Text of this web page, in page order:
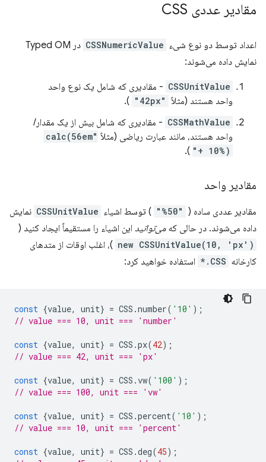
مقادیر عددی CSS
اعداد توسط دو نوع شیء CSSNumericValue
در Typed OM
نمایش داده می‌شوند:
CSSUnitValue - مقادیری که شامل یک نوع واحد
واحد هستند (مثلاً "42px"
).
CSSMathValue - مقادیری که شامل بیش از یک مقدار/
واحد هستند، مانند عبارت ریاضی (مثلاً
"calc(56em
+ 10%)"
).
مقادیر واحد
مقادیر عددی ساده ( "50%" ) توسط اشیاء CSSUnitValue نمایش
داده می‌شوند. در حالی که می‌توانید این اشیاء را مستقیماً ایجاد کنید (
new CSSUnitValue(10, 'px') )، اغلب اوقات از متدهای
کارخانه CSS.* استفاده خواهید کرد:
const {value, unit} = CSS .number( '10' );
// value === 10, unit === 'number'
const {value, unit} = CSS .px(42);
// value === 42, unit === 'px'
const {value, unit} = CSS .vw( '100' );
// value === 100, unit === 'vw'
const {value, unit} = CSS .percent( '10' );
// value === 10, unit === 'percent'
const {value, unit} = CSS .deg(45);